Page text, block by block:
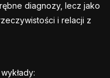
diagnozy, lecz jako
i relacji z